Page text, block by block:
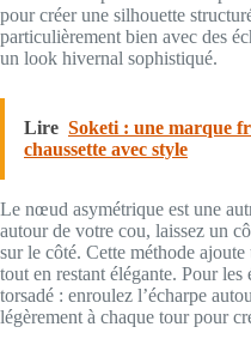
pour créer une silhouette
particulièrement bien avec des
un look hivernal sophistiqué.
Lire Soketi : une marque
chaussette avec style
Le nœud asymétrique est une
autour de votre cou, laissez un
sur le côté. Cette méthode
tout en restant élégante. Pour
torsadé : enroulez l’écharpe
légèrement à chaque tour pour